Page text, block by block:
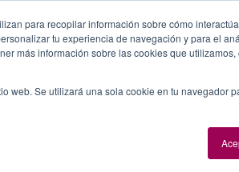
para recopilar información sobre cómo
tu experiencia de navegación y para el
más información sobre las cookies que utilizamos,
web. Se utilizará una sola cookie en tu navegador
QUIÉNES SOMOS TE OFRECEMOS